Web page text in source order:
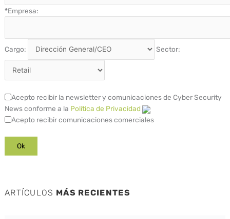
*Empresa:
Cargo: Sector:
Acepto recibir la newsletter y comunicaciones de Cyber Security
News conforme a la Política de Privacidad
Acepto recibir comunicaciones comerciales
ARTÍCULOS MÁS RECIENTES